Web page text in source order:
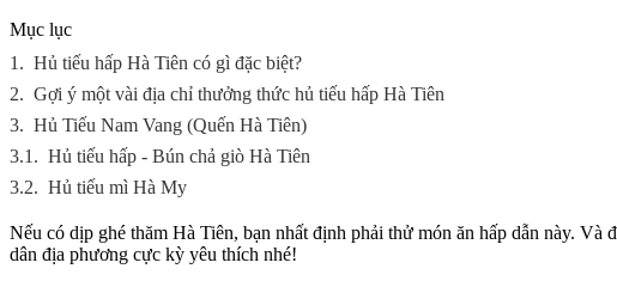
Mục lục
1. Hủ tiếu hấp Hà Tiên có gì đặc biệt?
2. Gợi ý một vài địa chỉ thưởng thức hủ tiếu hấp Hà Tiên
3. Hủ Tiếu Nam Vang (Quến Hà Tiên)
3.1. Hủ tiếu hấp - Bún chả giò Hà Tiên
3.2. Hủ tiếu mì Hà My
Nếu có dịp ghé thăm Hà Tiên, bạn nhất định phải thử món ăn hấp dẫn này.
dân địa phương cực kỳ yêu thích nhé!